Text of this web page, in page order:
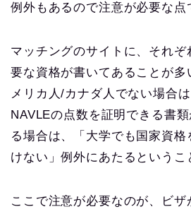
例外もあるので注意が必要な点
マッチングのサイトに、それ
要な資格が書いてあることが多
メリカ人/カナダ人でない場合
NAVLEの点数を証明できる書
る場合は、「大学でも国家資格
けない」例外にあたるというこ
ここで注意が必要なのが、ビ